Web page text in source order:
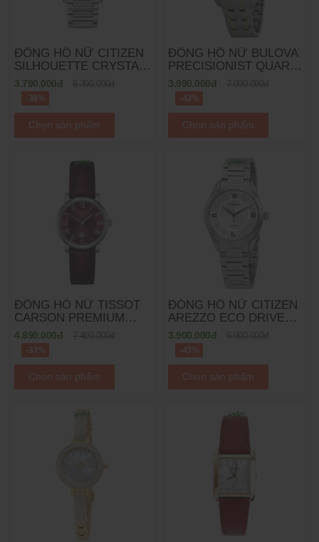
ĐỒNG HỒ NỮ CITIZEN
SILHOUETTE CRYSTAL
ECO DRIVE EM1020-57L
- 34MM
3.790.000đ
-39%
Chọn sản phẩm
ĐỒNG HỒ NỮ BULOVA
PRECISIONIST QUARTZ
98M112 - 30MM
3.990.000đ
-43%
Chọn sản phẩm
ĐỒNG HỒ NỮ TISSOT
CARSON PREMIUM
QUARTZ
T122.210.16.373.00 -
30MM
4.890.000đ
-33%
Chọn sản phẩm
ĐỒNG HỒ NỮ CITIZEN
AREZZO ECO DRIVE
EM0870-58A - 32MM
3.900.000đ
-43%
Chọn sản phẩm